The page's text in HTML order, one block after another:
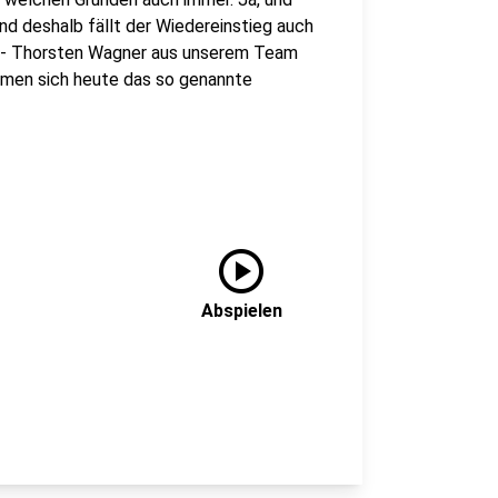
deshalb fällt der Wiedereinstieg auch
Wagner aus unserem Team
sich heute das so genannte
play_circle
Abspielen